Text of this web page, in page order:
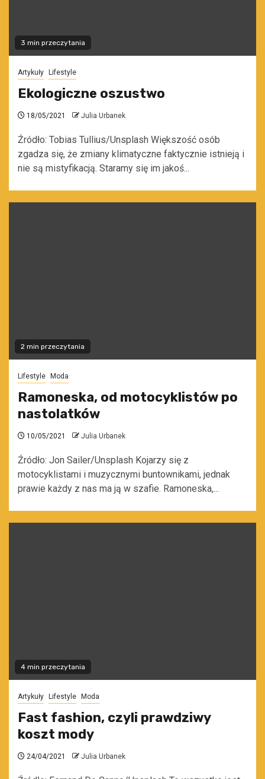
3 min przeczytania
Artykuły Lifestyle
Ekologiczne oszustwo
18/05/2021 Julia Urbanek
Źródło: Tobias Tullius/Unsplash Większość osób
zgadza się, że zmiany klimatyczne faktycznie istnieją i
nie są mistyfikacją. Staramy się im jakoś...
2 min przeczytania
Lifestyle Moda
Ramoneska, od motocyklistów po
nastolatków
10/05/2021 Julia Urbanek
Źródło: Jon Sailer/Unsplash Kojarzy się z
motocyklistami i muzycznymi buntownikami, jednak
prawie każdy z nas ma ją w szafie. Ramoneska,...
4 min przeczytania
Artykuły Lifestyle Moda
Fast fashion, czyli prawdziwy
koszt mody
24/04/2021 Julia Urbanek